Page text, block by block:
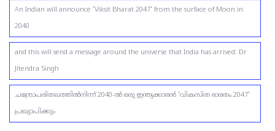
An Indian will announce 'Viksit Bharat 2047' from the surface of Moon in
2040
and this will send a message around the universe that India has arrived: Dr
Jitendra Singh
ചന്ദ്രോപരിതലത്തിൽനിന്ന് 2040-ൽ ഒരു ഇന്ത്യക്കാരൻ 'വികസിത ഭാരതം 2047'
പ്രഖ്യാപിക്കും